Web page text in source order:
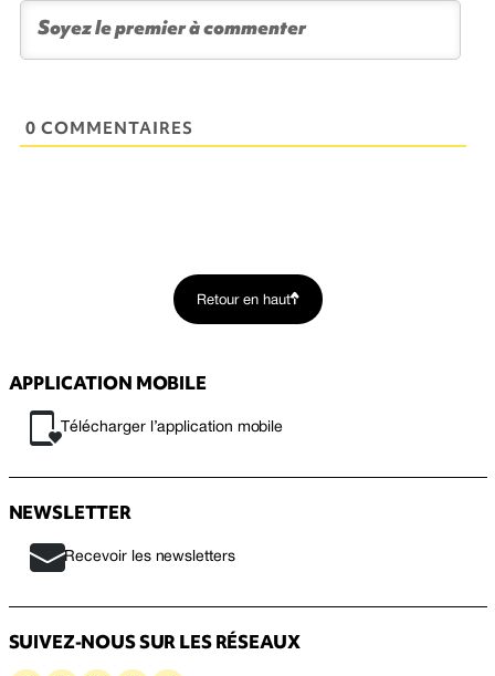
0 COMMENTAIRES
Retour en haut
APPLICATION MOBILE
Télécharger l’application mobile
NEWSLETTER
Recevoir les newsletters
SUIVEZ-NOUS SUR LES RÉSEAUX